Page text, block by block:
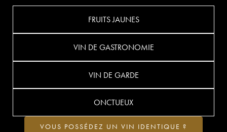
FRUITS JAUNES
VIN DE GASTRONOMIE
VIN DE GARDE
ONCTUEUX
VOUS POSSÉDEZ UN VIN IDENTIQUE ?